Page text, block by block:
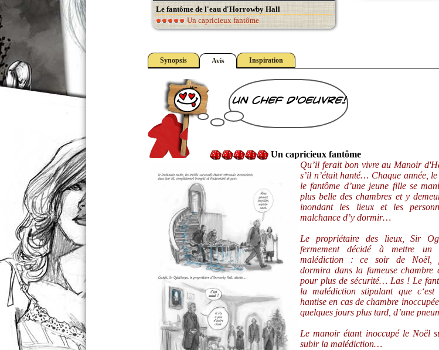
Le fantôme de l'eau d'Horrowby Hall
Un capricieux fantôme
Synopsis Avis Inspiration
un chef d'oeuvre!
Un capricieux fantôme
Qu’il ferait bon vivre au Manoir
s’il n’était hanté… Chaque année,
le fantôme d’une jeune fille se
plus belle des chambres et y
inondant les lieux et les
malchance d’y dormir…
Le propriétaire des lieux, Sir
fermement décidé à mettre
malédiction : ce soir de Noël,
dormira dans la fameuse
pour plus de sécurité… Las ! Le
la malédiction stipulant que
hantise en cas de chambre
quelques jours plus tard, d’une
Le manoir étant inoccupé le Noël
subir la malédiction…